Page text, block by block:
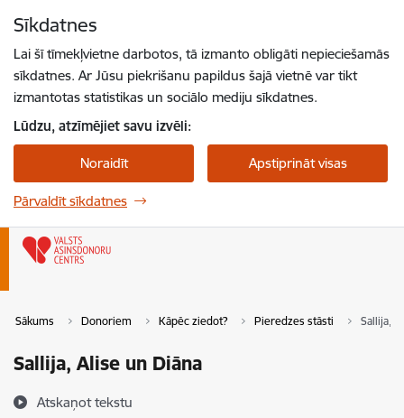
Sīkdatnes
Lai šī tīmekļvietne darbotos, tā izmanto obligāti nepieciešamās
sīkdatnes. Ar Jūsu piekrišanu papildus šajā vietnē var tikt
izmantotas statistikas un sociālo mediju sīkdatnes.
Lūdzu, atzīmējiet savu izvēli:
Noraidīt Apstiprināt visas
Pārvaldīt sīkdatnes
Sākums Donoriem Kāpēc ziedot? Pieredzes stāsti Sallija,
Sallija, Alise un Diāna
Atskaņot tekstu